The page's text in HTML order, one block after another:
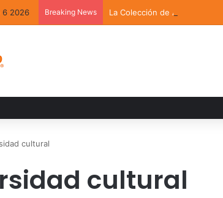
6 2026 Breaking News La Colección de Arte
cultural
cultural